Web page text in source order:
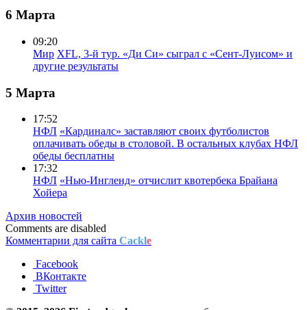
6 Марта
09:20
Мир XFL, 3-й тур. «Ди Си» сыграл с «Сент-Луисом» и
другие результаты
5 Марта
17:52
НФЛ «Кардиналс» заставляют своих футболистов
оплачивать обеды в столовой. В остальных клубах НФЛ
обеды бесплатны
17:32
НФЛ «Нью-Ингленд» отчислит квотербека Брайана
Хойера
Архив новостей
Comments are disabled
Комментарии для сайта Cackle
Facebook
ВКонтакте
Twitter